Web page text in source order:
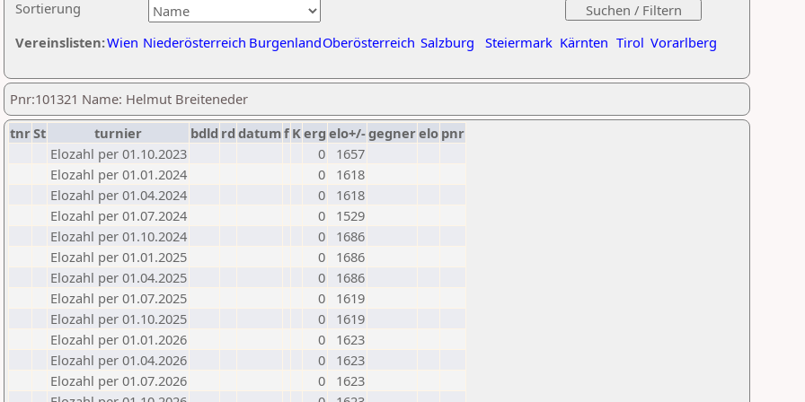
Sortierung
Vereinslisten:Wien Niederösterreich BurgenlandOberösterreich Salzburg Steiermark Kärnten Tirol Vorarlberg
Pnr:101321 Name: Helmut Breiteneder
tnrSt turnier bdld rd datumf Kerg elo+/-gegnerelo pnr
Elozahl per 01.10.2023
0
1657
Elozahl per 01.01.2024
0
1618
Elozahl per 01.04.2024
0
1618
Elozahl per 01.07.2024
0
1529
Elozahl per 01.10.2024
0
1686
Elozahl per 01.01.2025
0
1686
Elozahl per 01.04.2025
0
1686
Elozahl per 01.07.2025
0
1619
Elozahl per 01.10.2025
0
1619
Elozahl per 01.01.2026
0
1623
Elozahl per 01.04.2026
0
1623
Elozahl per 01.07.2026
0
1623